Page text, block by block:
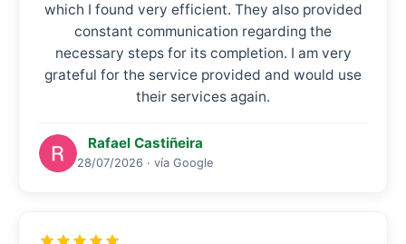
which I found very efficient. They also provided
constant communication regarding the
necessary steps for its completion. I am very
grateful for the service provided and would use
their services again.
Rafael Castiñeira
28/07/2026 · vía Google